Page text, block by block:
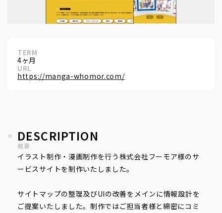
TERM
4ヶ月
URL
https://manga-whomor.com/
DESCRIPTION
概要
イラスト制作・漫画制作を行う株式会社フーモア様のサ
ービスサイトを制作いたしました。
サイトマップの整理及びUIの改善をメインに情報設計を
ご提案いたしました。制作ではご担当者様と綿密にコミ